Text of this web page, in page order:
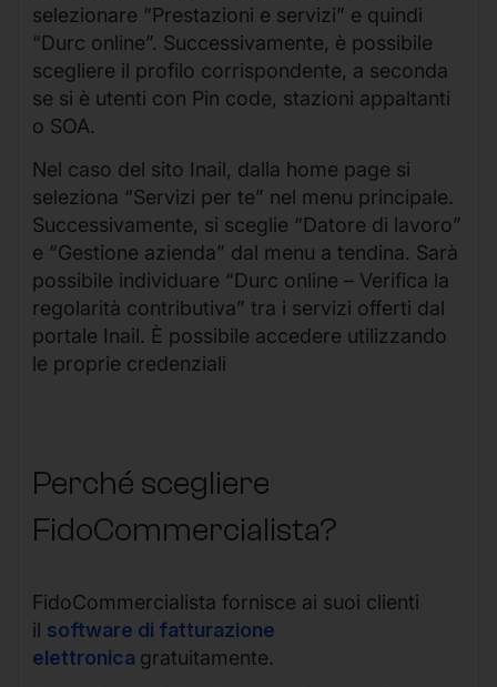
selezionare “Prestazioni e servizi” e quindi
“Durc online”. Successivamente, è possibile
scegliere il profilo corrispondente, a seconda
se si è utenti con Pin code, stazioni appaltanti
o SOA.
Nel caso del sito Inail, dalla home page si
seleziona “Servizi per te” nel menu principale.
Successivamente, si sceglie “Datore di lavoro”
e “Gestione azienda” dal menu a tendina. Sarà
possibile individuare “Durc online – Verifica la
regolarità contributiva” tra i servizi offerti dal
portale Inail. È possibile accedere utilizzando
le proprie credenziali
Perché scegliere
FidoCommercialista?
FidoCommercialista fornisce ai suoi clienti
il software di fatturazione
elettronica gratuitamente.